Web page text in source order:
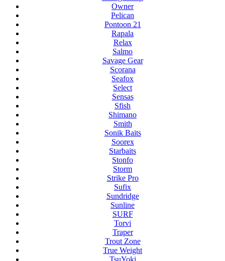
Owner
Pelican
Pontoon 21
Rapala
Relax
Salmo
Savage Gear
Scorana
Seafox
Select
Sensas
Sfish
Shimano
Smith
Sonik Baits
Soorex
Starbaits
Stonfo
Storm
Strike Pro
Sufix
Sundridge
Sunline
SURF
Torvi
Traper
Trout Zone
True Weight